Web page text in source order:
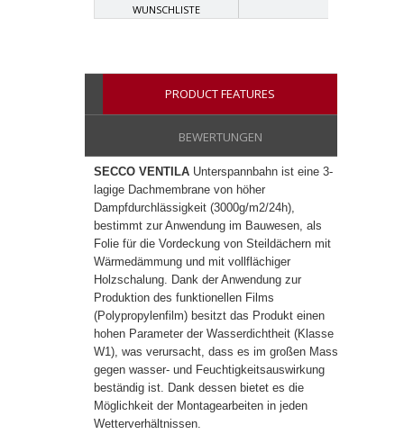
WUNSCHLISTE
PRODUCT FEATURES
BEWERTUNGEN
SECCO VENTILA Unterspannbahn ist eine 3-
lagige Dachmembrane von höher
Dampfdurchlässigkeit (3000g/m2/24h),
bestimmt zur Anwendung im Bauwesen, als
Folie für die Vordeckung von Steildächern mit
Wärmedämmung und mit vollflächiger
Holzschalung. Dank der Anwendung zur
Produktion des funktionellen Films
(Polypropylenfilm) besitzt das Produkt einen
hohen Parameter der Wasserdichtheit (Klasse
W1), was verursacht, dass es im großen Masse
gegen wasser- und Feuchtigkeitsauswirkung
beständig ist. Dank dessen bietet es die
Möglichkeit der Montagearbeiten in jeden
Wetterverhältnissen.